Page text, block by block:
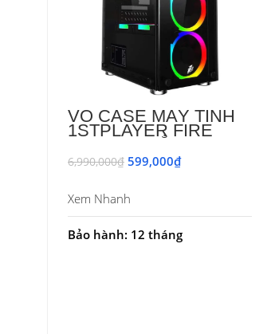
VỎ CASE MÁY TÍNH
1STPLAYER FIRE
6,990,000₫ 599,000₫
Xem Nhanh
Bảo hành: 12 tháng